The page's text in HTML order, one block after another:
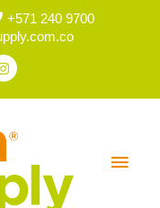
+571 240 9700